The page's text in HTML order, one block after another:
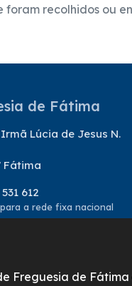
recolhidos ou
de Fátima
Lúcia de Jesus N.
Fátima
612
a rede fixa nacional
Freguesia de